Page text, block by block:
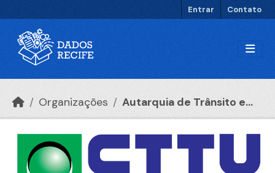
Entrar Contato
Organizações Autarquia de Trânsito e...